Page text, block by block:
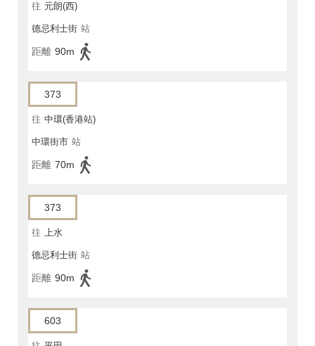
往 元朗(西)
德忌利士街 站
距離 90m
373
往 中環(香港站)
中環街市 站
距離 70m
373
往 上水
德忌利士街 站
距離 90m
603